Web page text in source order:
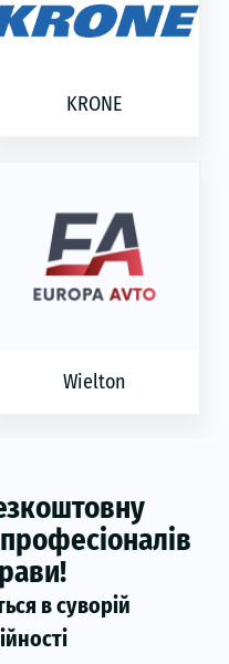
KRONE
Wielton
в суворій